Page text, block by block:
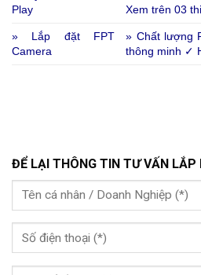
Play
Xem trên 03
» Lắp đặt FPT
Camera
» Chất lượng
thông minh ✓
ĐỂ LẠI THÔNG TIN TƯ VẤN LẮP